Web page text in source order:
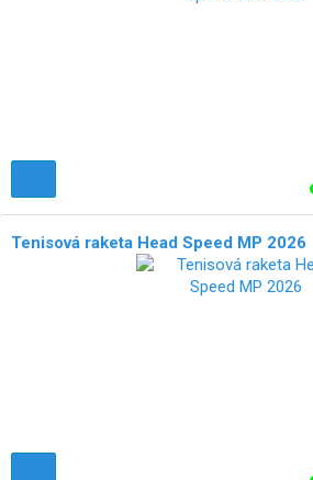
Tenisová raketa Head Speed MP 2026